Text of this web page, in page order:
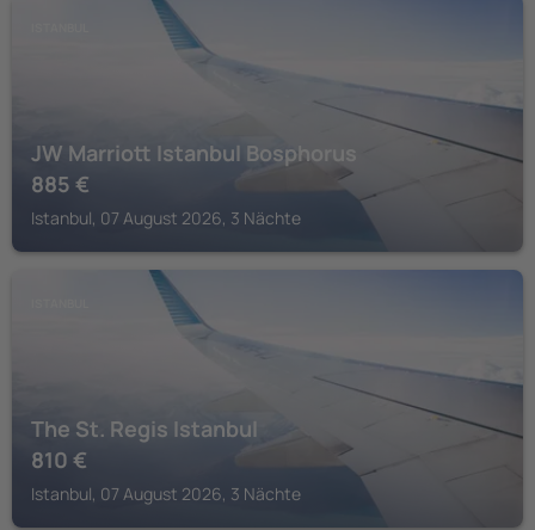
JW Marriott Istanbul Bosphorus
885 €
Istanbul, 07 August 2026, 3 Nächte
The St. Regis Istanbul
810 €
Istanbul, 07 August 2026, 3 Nächte